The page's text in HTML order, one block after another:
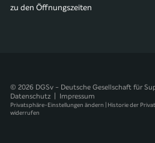
zu den Öffnungszeiten
© 2026 DGSv - Deutsche Gesellschaft für
Datenschutz
Impressum
Privatsphäre-Einstellungen ändern | Historie der
widerrufen